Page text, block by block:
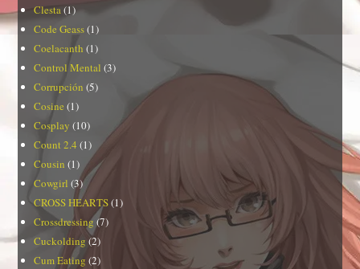
Clesta(1)
Code Geass(1)
Coelacanth (1)
Control Mental (3)
Corrupción (5)
Cosine (1)
Cosplay (10)
Count 2.4 (1)
Cousin (1)
Cowgirl (3)
CROSS HEARTS(1)
Crossdressing (7)
Cuckolding (2)
Cum Eating (2)